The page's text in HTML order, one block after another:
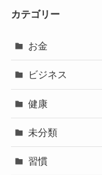
カテゴリー
お金
ビジネス
健康
未分類
習慣